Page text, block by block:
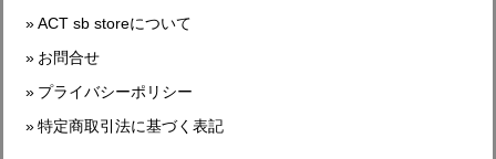
ACT sb storeについて
お問合せ
プライバシーポリシー
特定商取引法に基づく表記